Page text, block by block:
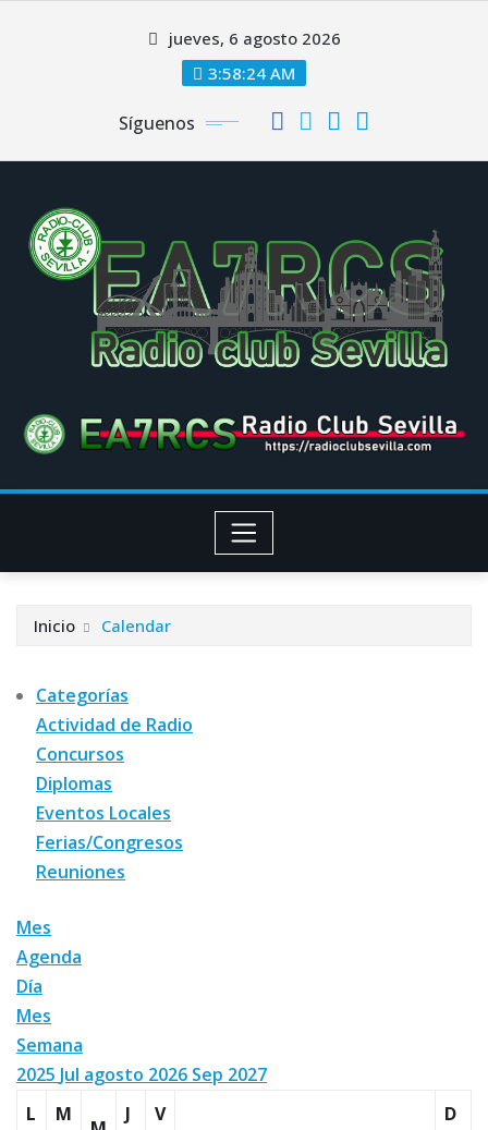
jueves, 6 agosto 2026
3:58:25 AM
Síguenos
Inicio Calendar
Categorías
Actividad de Radio
Concursos
Diplomas
Eventos Locales
Ferias/Congresos
Reuniones
Mes
Agenda
Día
Mes
Semana
2025 Jul agosto 2026 Sep 2027
L
M
J
V
D